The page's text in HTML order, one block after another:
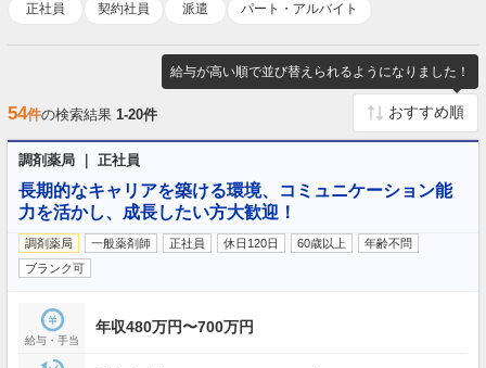
正社員
契約社員 派遣 パート・アルバイト
給与が高い順で並び替えられるようになりました！
54件の検索結果 1-20件
調剤薬局 ｜ 正社員
長期的なキャリアを築ける環境、コミュニケーション能
力を活かし、成長したい方大歓迎！
調剤薬局 一般薬剤師 正社員 休日120日 60歳以上
年齢不問
ブランク可
給与・手当
年収480万円〜700万円